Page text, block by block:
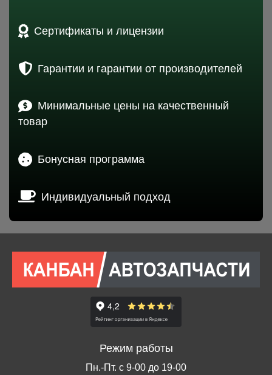
Сертификаты и лицензии
Гарантии и гарантии от производителей
Минимальные цены на качественный
товар
Бонусная программа
Индивидуальный подход
Режим работы
Пн.-Пт. с 9-00 до 19-00